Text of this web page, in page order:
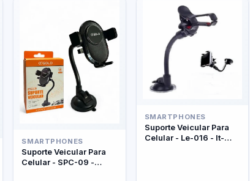
SMARTPHONES
Suporte Veicular Para
Celular - SPC-09 -
SMARTPHONES
Suporte Veicular Para
Celular - Le-016 - It-